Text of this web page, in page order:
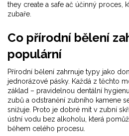
they create a safe ač účinný proces,
zubaře.
Co přírodní bělení
populární
Přírodní bělení zahrnuje typy jako
jednorázové pásky. Každá z těchto
základ – pravidelnou dentální
zubů a odstranění zubního kamene
snižuje. Proto je dobré mít v zubní
ústní vodu bez alkoholu, která
během celého procesu.